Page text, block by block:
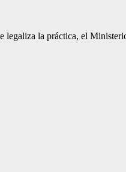
legaliza la práctica, el